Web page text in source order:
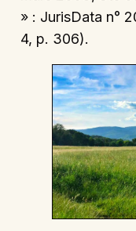
» : JurisData n°
4, p. 306).